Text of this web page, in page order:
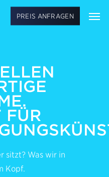
PREIS ANFRAGEN
FÜR
sitzt? Was wir in
Kopf.